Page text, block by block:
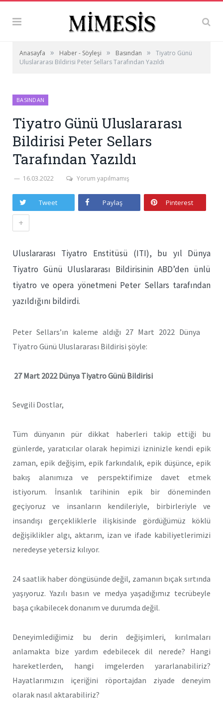
Anasayfa » Haber - Söyleşi » Basından »
Tiyatro Günü
Uluslararası Bildirisi Peter Sellars Tarafından Yazıldı
BASINDAN
Tiyatro Günü Uluslararası
Bildirisi Peter Sellars
Tarafından Yazıldı
16.03.2022 Yorum yapılmamış
Tweet Paylaş Pinterest
+
Uluslararası Tiyatro Enstitüsü (ITI), bu yıl Dünya
Tiyatro Günü Uluslararası Bildirisinin ABD’den ünlü
tiyatro ve opera yönetmeni Peter Sellars tarafından
yazıldığını bildirdi.
Peter Sellars’ın kaleme aldığı 27 Mart 2022 Dünya
Tiyatro Günü Uluslararası Bildirisi şöyle:
27 Mart 2022 Dünya Tiyatro Günü Bildirisi
Sevgili Dostlar,
Tüm dünyanın pür dikkat haberleri takip ettiği bu
günlerde, yaratıcılar olarak hepimizi izninizle kendi epik
zaman, epik değişim, epik farkındalık, epik düşünce, epik
bakış alanımıza ve perspektifimize davet etmek
istiyorum. İnsanlık tarihinin epik bir döneminden
geçiyoruz ve insanların kendileriyle, birbirleriyle ve
insandışı gerçekliklerle ilişkisinde gördüğümüz köklü
değişiklikler algı, aktarım, izan ve ifade kabiliyetlerimizi
neredeyse yetersiz kılıyor.
24 saatlik haber döngüsünde değil, zamanın bıçak sırtında
yaşıyoruz. Yazılı basın ve medya yaşadığımız tecrübeyle
başa çıkabilecek donanım ve durumda değil.
Deneyimlediğimiz bu derin değişimleri, kırılmaları
anlamakta bize yardım edebilecek dil nerede? Hangi
hareketlerden, hangi imgelerden yararlanabiliriz?
Hayatlarımızın içeriğini röportajdan ziyade deneyim
olarak nasıl aktarabiliriz?